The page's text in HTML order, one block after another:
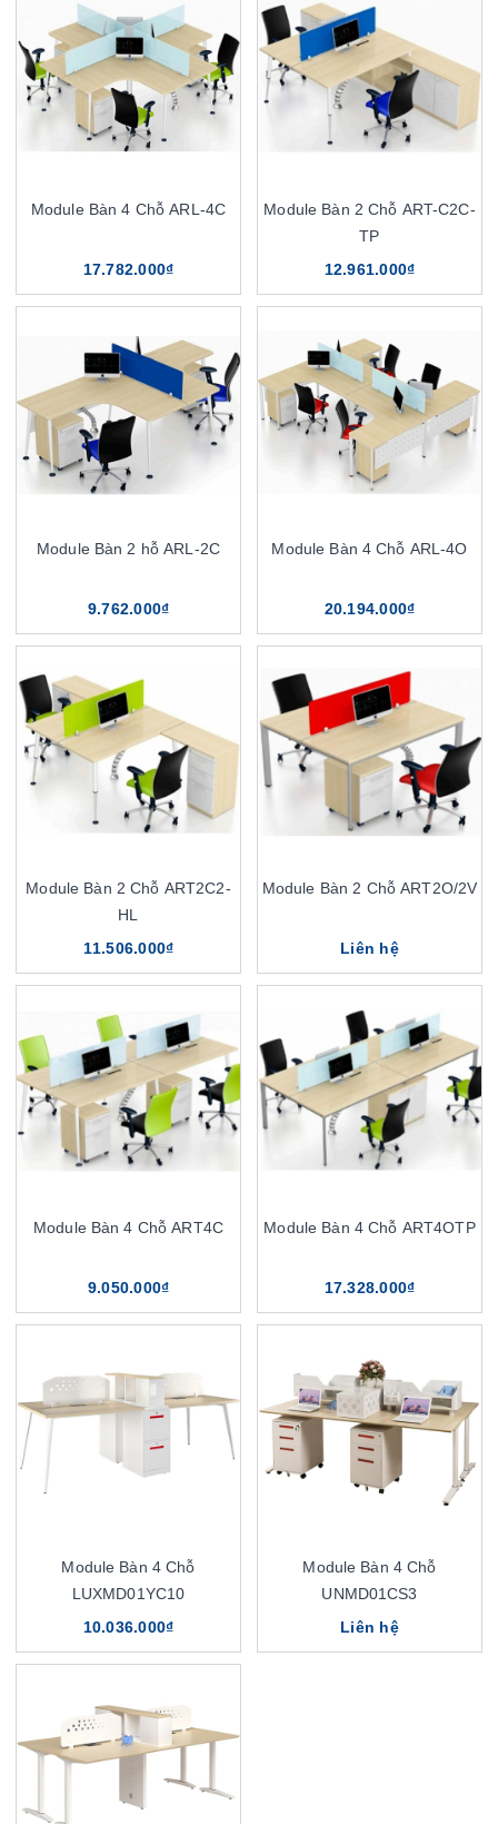
Module Bàn 4 Chỗ ARL-4C
17.782.000₫
Module Bàn 2 Chỗ ART-C2C-
TP
12.961.000₫
Module Bàn 2 hỗ ARL-2C
9.762.000₫
Module Bàn 4 Chỗ ARL-4O
20.194.000₫
Module Bàn 2 Chỗ ART2C2-
HL
11.506.000₫
Module Bàn 2 Chỗ ART2O/2V
Liên hệ
Module Bàn 4 Chỗ ART4C
9.050.000₫
Module Bàn 4 Chỗ ART4OTP
17.328.000₫
Module Bàn 4 Chỗ
LUXMD01YC10
10.036.000₫
Module Bàn 4 Chỗ
UNMD01CS3
Liên hệ